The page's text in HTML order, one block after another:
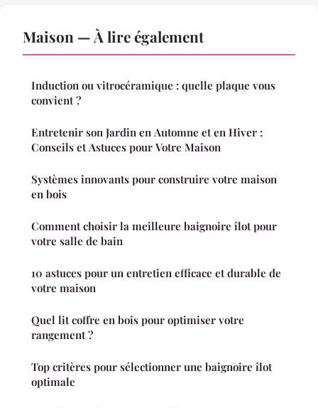
Maison — À lire également
Induction ou vitrocéramique : quelle plaque vous
convient ?
Entretenir son Jardin en Automne et en Hiver :
Conseils et Astuces pour Votre Maison
Systèmes innovants pour construire votre maison
en bois
Comment choisir la meilleure baignoire îlot pour
votre salle de bain
10 astuces pour un entretien efficace et durable de
votre maison
Quel lit coffre en bois pour optimiser votre
rangement ?
Top critères pour sélectionner une baignoire îlot
optimale